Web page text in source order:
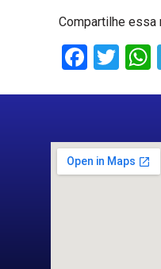
Compartilhe essa